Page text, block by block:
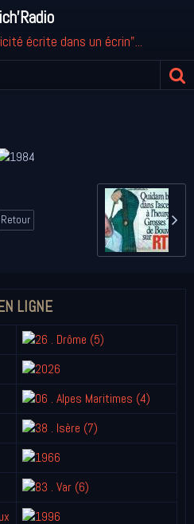
écrite dans un écrin"...
Retour
LIGNE